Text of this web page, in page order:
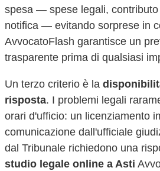
spesa — spese legali,
notifica — evitando sorprese in
AvvocatoFlash garantisce un
trasparente prima di qualsiasi
Un terzo criterio è la
risposta. I problemi legali
orari d'ufficio: un licenziamento
comunicazione dall'ufficiale
dal Tribunale richiedono una
studio legale online a Asti